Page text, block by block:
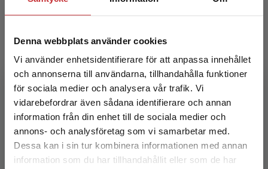
Denna webbplats använder cookies
Vi använder enhetsidentifierare för att anpassa innehållet
och annonserna till användarna, tillhandahålla funktioner
för sociala medier och analysera vår trafik. Vi
vidarebefordrar även sådana identifierare och annan
information från din enhet till de sociala medier och
annons- och analysföretag som vi samarbetar med.
Dessa kan i sin tur kombinera informationen med annan
information som du har tillhandahållit eller som de har
Begränsad fraktregion
Det verkar som att du besöker
Vård, omsorg och rehabilitering utomhus
Engström, Åsa m.fl. (red.)
564 kr inkl. moms